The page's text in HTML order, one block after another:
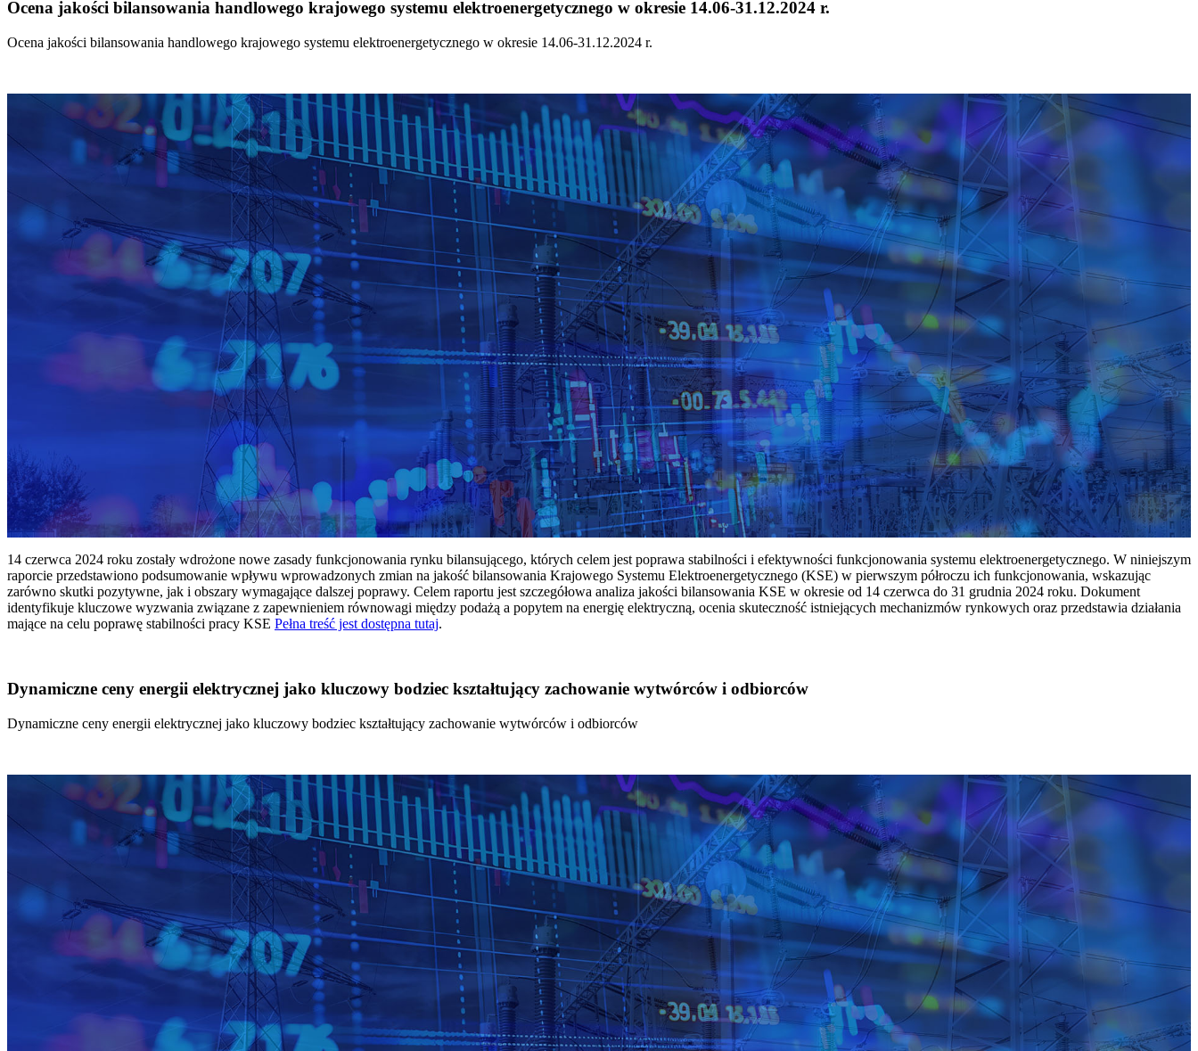
Ocena jakości bilansowania handlowego krajowego systemu elektroenergetycznego w okresie 14.06-31.12.2024 r.
Ocena jakości bilansowania handlowego krajowego systemu elektroenergetycznego w okresie 14.06-31.12.2024 r.
14 czerwca 2024 roku zostały wdrożone nowe zasady funkcjonowania rynku bilansującego, których celem jest poprawa stabilności i efektywności funkcjonowania systemu elektroenergetycznego. W niniejszym
raporcie przedstawiono podsumowanie wpływu wprowadzonych zmian na jakość bilansowania Krajowego Systemu Elektroenergetycznego (KSE) w pierwszym półroczu ich funkcjonowania, wskazując
zarówno skutki pozytywne, jak i obszary wymagające dalszej poprawy. Celem raportu jest szczegółowa analiza jakości bilansowania KSE w okresie od 14 czerwca do 31 grudnia 2024 roku. Dokument
identyfikuje kluczowe wyzwania związane z zapewnieniem równowagi między podażą a popytem na energię elektryczną, ocenia skuteczność istniejących mechanizmów rynkowych oraz przedstawia działania
mające na celu poprawę stabilności pracy KSE Pełna treść jest dostępna tutaj.
Dynamiczne ceny energii elektrycznej jako kluczowy bodziec kształtujący zachowanie wytwórców i odbiorców
Dynamiczne ceny energii elektrycznej jako kluczowy bodziec kształtujący zachowanie wytwórców i odbiorców